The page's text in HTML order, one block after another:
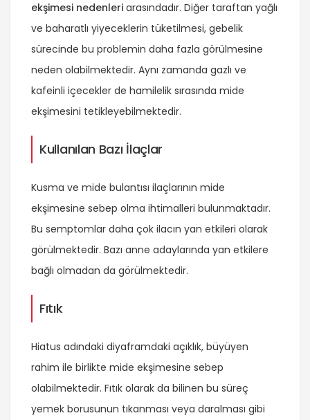
ekşimesi nedenleri arasındadır. Diğer taraftan yağlı
ve baharatlı yiyeceklerin tüketilmesi, gebelik
sürecinde bu problemin daha fazla görülmesine
neden olabilmektedir. Aynı zamanda gazlı ve
kafeinli içecekler de hamilelik sırasında mide
ekşimesini tetikleyebilmektedir.
Kullanılan Bazı İlaçlar
Kusma ve mide bulantısı ilaçlarının mide
ekşimesine sebep olma ihtimalleri bulunmaktadır.
Bu semptomlar daha çok ilacın yan etkileri olarak
görülmektedir. Bazı anne adaylarında yan etkilere
bağlı olmadan da görülmektedir.
Fıtık
Hiatus adındaki diyaframdaki açıklık, büyüyen
rahim ile birlikte mide ekşimesine sebep
olabilmektedir. Fıtık olarak da bilinen bu süreç
yemek borusunun tıkanması veya daralması gibi